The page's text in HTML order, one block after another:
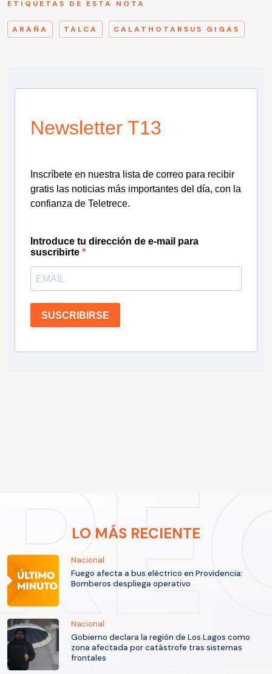
ETIQUETAS DE ESTA NOTA
ARAÑA TALCA CALATHOTARSUS GIGAS
Newsletter T13
Inscríbete en nuestra lista de correo para recibir
gratis las noticias más importantes del día, con la
confianza de Teletrece.
Introduce tu dirección de e-mail para
suscribirte
SUSCRIBIRSE
LO MÁS RECIENTE
Nacional
Fuego afecta a bus eléctrico en Providencia:
Bomberos despliega operativo
Nacional
Gobierno declara la región de Los Lagos como
zona afectada por catástrofe tras sistemas
frontales